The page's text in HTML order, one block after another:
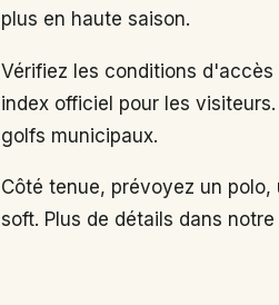
plus en haute saison.
Vérifiez les conditions
index officiel pour les
golfs municipaux.
Côté tenue, prévoyez un
soft. Plus de détails dans notre